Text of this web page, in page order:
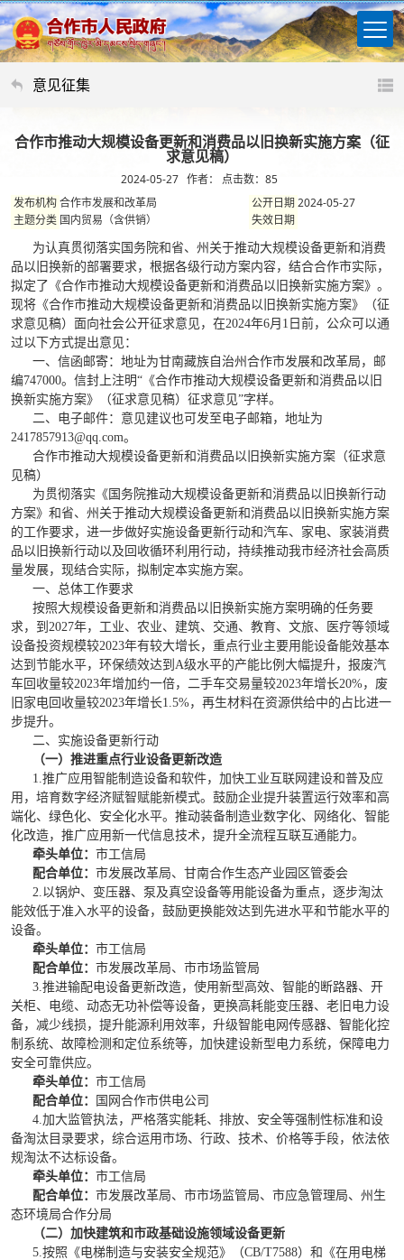
意见征集
合作市推动大规模设备更新和消费品以旧换新实施方案（征
求意见稿）
2024-05-27 作者： 点击数： 85
发布机构 合作市发展和改革局 公开日期 2024-05-27
主题分类 国内贸易（含供销） 失效日期
为认真贯彻落实国务院和省、州关于推动大规模设备更新和消费
品以旧换新的部署要求，根据各级行动方案内容， 结合合作市实际，
拟定了 《合作市推动大规模设备更新和消费品以旧换新实施方案》 。
现将 《合作市推动大规模设备更新和消费品以旧换新实施方案》
（征
求意见稿）面向社会公开征求意见， 在2024年6月 1 日前，公众可以通
过以下方式提出意见：
一、信函邮寄：地址为甘南藏族自治州 合作市发展和改革局 ，邮
编747000。信封上注明“ 《合作市推动大规模设备更新和消费品以旧
换新实施方案》
（征求意见稿）征求意见”字样。
二、电子邮件：意见建议也可发至电子邮箱，地址为
2417857913@qq.com。
合作市推动大规模设备更新和消费品以旧换新实施方案 （征求意
见稿）
为贯彻落实《国务院推动大规模设备更新和消费品以旧换新行动
方案》和省、州关于推动大规模设备更新和消费品以旧换新实施方案
的工作要求，进一步做好实施设备更新行动和汽车、家电、家装消费
品以旧换新行动以及回收循环利用行动，持续推动我市经济社会高质
量发展，现结合实际，拟制定本实施方案。
一、总体工作要求
按照大规模设备更新和消费品以旧换新实施方案明确的任务要
求， 到2027年，工业、农业、建筑、交通、教育、文旅、医疗等领域
设备投资规模较2023年有较大增长，重点行业主要用能设备能效基本
达到节能水平，环保绩效达到A级水平的产能比例大幅提升，报废汽
车回收量较2023年增加约一倍，二手车交易量较2023年增长20%，废
旧家电回收量较2023年增长1.5%，再生材料在资源供给中的占比进一
步提升。
二、实施设备更新行动
（一）推进重点行业设备更新改造
1.推广应用智能制造设备和软件，加快工业互联网建设和普及应
用，培育数字经济赋智赋能新模式。鼓励企业提升装置运行效率和高
端化、绿色化、安全化水平。推动装备制造业数字化、网络化、智能
化改造，推广应用新一代信息技术，提升全流程互联互通能力。
牵头单位： 市工信局
配合单位： 市发展改革局、甘南合作生态产业园区管委会
2.以锅炉、变压器、泵及真空设备等用能设备为重点，逐步淘汰
能效低于准入水平的设备，鼓励更换能效达到先进水平和节能水平的
设备。
牵头单位： 市工信局
配合单位： 市发展改革局、市市场监管局
3.推进输配电设备更新改造，使用新型高效、智能的断路器、开
关柜、电缆、动态无功补偿等设备，更换高耗能变压器、老旧电力设
备，减少线损，提升能源利用效率，升级智能电网传感器、智能化控
制系统、故障检测和定位系统等，加快建设新型电力系统，保障电力
安全可靠供应。
牵头单位： 市工信局
配合单位：
国网合作市供电公司
4.加大监管执法，严格落实能耗、排放、安全等强制性标准和设
备淘汰目录要求，综合运用市场、行政、技术、价格等手段，依法依
规淘汰不达标设备。
牵头单位： 市工信局
配合单位： 市发展改革局、市市场监管局、市应急管理局、州生
态环境局合作分局
（二）加快建筑和市政基础设施领域设备更新
5.按照《电梯制造与安装安全规范》（CB/T7588）和《在用电梯